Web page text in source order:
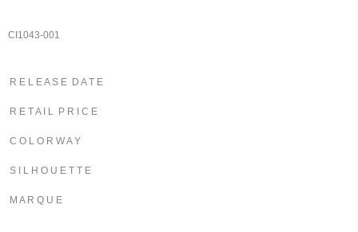
CI1043-001
R E L E A S E D A T E
R E T A I L P R I C E
C O L O R W A Y
S I L H O U E T T E
M A R Q U E